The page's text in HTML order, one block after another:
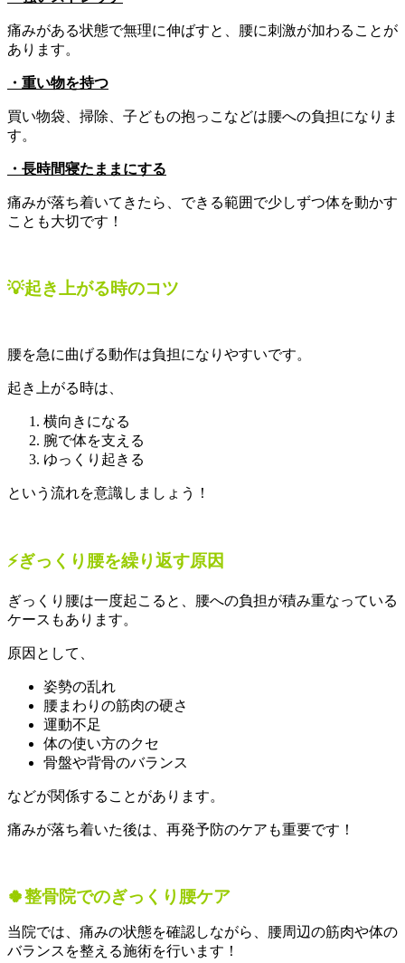
痛みがある状態で無理に伸ばすと、腰に刺激が加わることが
あります。
・重い物を持つ
買い物袋、掃除、子どもの抱っこなどは腰への負担になりま
す。
・長時間寝たままにする
痛みが落ち着いてきたら、できる範囲で少しずつ体を動かす
ことも大切です！
💡起き上がる時のコツ
腰を急に曲げる動作は負担になりやすいです。
起き上がる時は、
横向きになる
腕で体を支える
ゆっくり起きる
という流れを意識しましょう！
⚡ぎっくり腰を繰り返す原因
ぎっくり腰は一度起こると、腰への負担が積み重なっている
ケースもあります。
原因として、
姿勢の乱れ
腰まわりの筋肉の硬さ
運動不足
体の使い方のクセ
骨盤や背骨のバランス
などが関係することがあります。
痛みが落ち着いた後は、再発予防のケアも重要です！
🍀整骨院でのぎっくり腰ケア
当院では、痛みの状態を確認しながら、腰周辺の筋肉や体の
バランスを整える施術を行います！